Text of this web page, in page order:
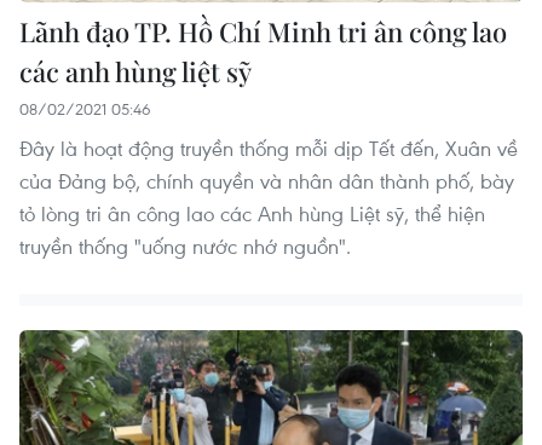
Lãnh đạo TP. Hồ Chí Minh tri ân công lao
các anh hùng liệt sỹ
08/02/2021 05:46
Đây là hoạt động truyền thống mỗi dịp Tết đến, Xuân về
của Đảng bộ, chính quyền và nhân dân thành phố, bày
tỏ lòng tri ân công lao các Anh hùng Liệt sỹ, thể hiện
truyền thống "uống nước nhớ nguồn".